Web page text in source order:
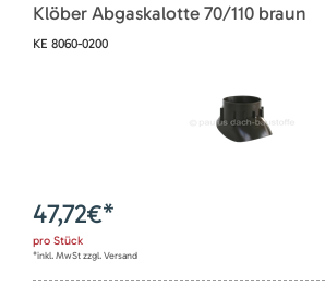
Klöber Abgaskalotte 70/110 braun
KE 8060-0200
47,72€*
pro Stück
*inkl. MwSt zzgl. Versand